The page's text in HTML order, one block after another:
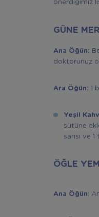
önerdiğimiz
GÜNE
Ana Öğün:
doktorunuz
Ara Öğün: 1
Yeşil
sütüne
sarısı ve
ÖĞLE
Ana Öğün: